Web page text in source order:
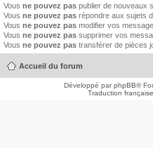
Vous ne pouvez pas publier de nouveaux
Vous ne pouvez pas répondre aux sujets
Vous ne pouvez pas modifier vos
Vous ne pouvez pas supprimer vos
Vous ne pouvez pas transférer de pièces
Accueil du forum
Développé parphpBB®
Traduction